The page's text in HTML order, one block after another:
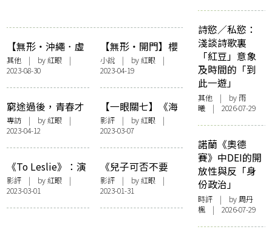
【無形・沖繩．虛
實之旅】戀／血戰
沖繩
其他 | by紅眼 |
2023-08-30
【無形・開門】櫻
桃真理奈之門
小說| by紅眼|
2023-04-19
窮途過後，青春才
剛開始 —— 訪《白
日青春》劉國瑞
專訪 | by紅眼 |
2023-04-12
【一眼關七】《海
邊電影院》：舞
吧，趁著光影時代
還未倒下
影評| by紅眼|
2023-03-07
《To Leslie》：演
技誠可貴，人脈價
更高？
影評 | by紅眼 |
2023-03-01
《兒子可否不要
走》：愛之深，父
之痛
影評| by紅眼|
2023-01-31
詩慾／私慾：
淺談詩歌裏
「紅豆」意象
及時間的「到
此一遊」
其他 | by 雨
曦 | 2026-07-29
諾蘭《奧德
賽》中DEI的開
放性與反「身
份政治」
時評 | by周丹
楓 | 2026-07-29